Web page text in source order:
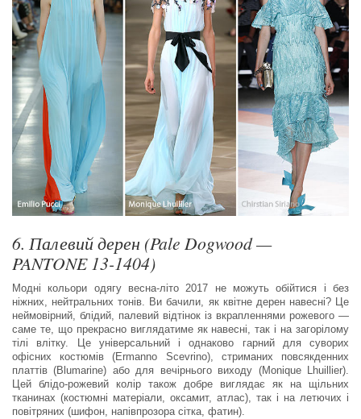
6. Палевий дерен (Pale Dogwood —
PANTONE 13-1404)
Модні кольори одягу весна-літо 2017 не можуть обійтися і без
ніжних, нейтральних тонів. Ви бачили, як квітне дерен навесні? Це
неймовірний, блідий, палевий відтінок із вкрапленнями рожевого —
саме те, що прекрасно виглядатиме як навесні, так і на загорілому
тілі влітку. Це універсальний і однаково гарний для суворих
офісних костюмів (Ermanno Scevrino), стриманих повсякденних
платтів (Blumarine) або для вечірнього виходу (Monique Lhuillier).
Цей блідо-рожевий колір також добре виглядає як на щільних
тканинах (костюмні матеріали, оксамит, атлас), так і на летючих і
повітряних (шифон, напівпрозора сітка, фатин).